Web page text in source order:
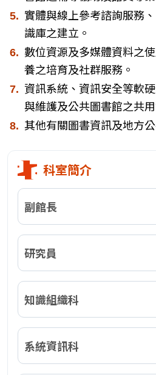
實體與線上參考諮詢服務
識庫之建立。
數位資源及多媒體資料之
養之培育及社群服務。
資訊系統、資訊安全等軟
與維護及公共圖書館之共
其他有關圖書資訊及地方
科室簡介
副館長
研究員
知識組織科
系統資訊科